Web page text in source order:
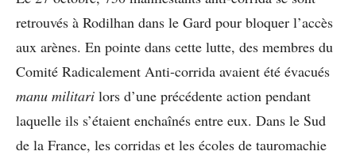
retrouvés à Rodilhan dans le Gard pour bloquer l’accès
aux arènes. En pointe dans cette lutte, des membres du
Comité Radicalement Anti-corrida avaient été évacués
manu militari lors d’une précédente action pendant
laquelle ils s’étaient enchaînés entre eux. Dans le Sud
de la France, les corridas et les écoles de tauromachie